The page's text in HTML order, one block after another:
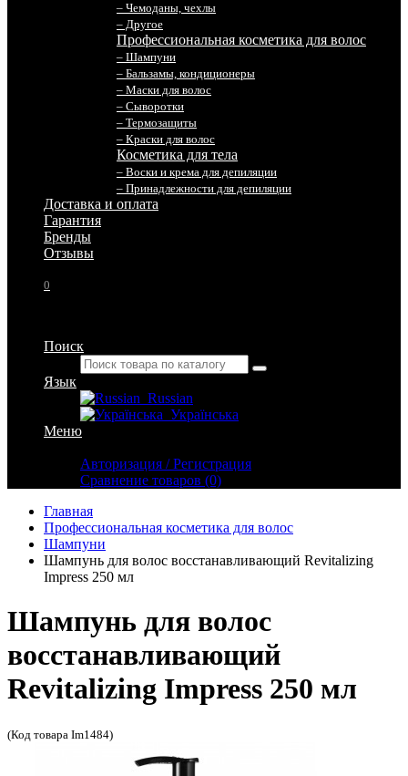
– Чемоданы, чехлы
– Другое
Профессиональная косметика для волос
– Шампуни
– Бальзамы, кондиционеры
– Маски для волос
– Сыворотки
– Термозащиты
– Краски для волос
Косметика для тела
– Воски и крема для депиляции
– Принадлежности для депиляции
Доставка и оплата
Гарантия
Бренды
Отзывы
0
Поиск
Язык
Russian
Українська
Меню
Авторизация / Регистрация
Сравнение товаров (0)
Главная
Профессиональная косметика для волос
Шампуни
Шампунь для волос восстанавливающий Revitalizing
Impress 250 мл
Шампунь для волос
восстанавливающий
Revitalizing Impress 250 мл
(Код товара Im1484)